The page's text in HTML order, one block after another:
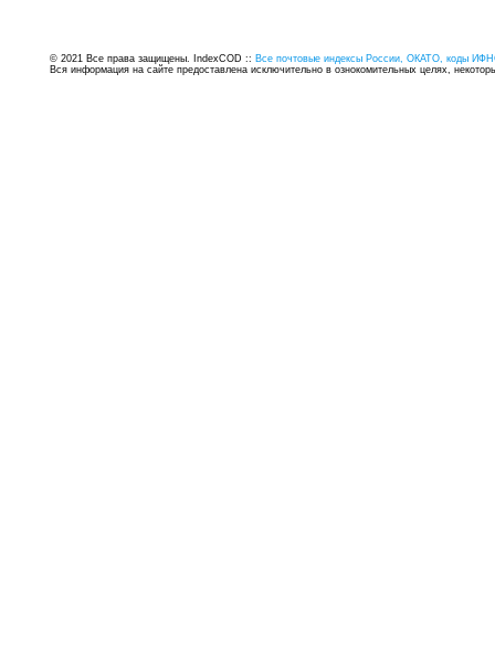
© 2021 Все права защищены. IndexCOD :: Все почтовые индексы России, ОКАТО, коды
Вся информация на сайте предоставлена исключительно в ознокомительных целях,